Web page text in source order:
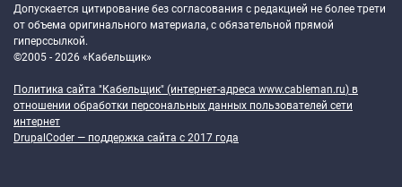
Допускается цитирование без согласования с редакцией не более трети
от объема оригинального материала, с обязательной прямой
гиперссылкой.
©2005 - 2026 «Кабельщик»
Политика сайта "Кабельщик" (интернет-адреса www.cableman.ru) в
отношении обработки персональных данных пользователей сети
интернет
DrupalCoder — поддержка сайта c 2017 года